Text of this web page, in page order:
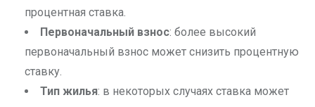
процентная ставка.
Первоначальный взнос: более высокий
первоначальный взнос может снизить процентную
ставку.
Тип жилья: в некоторых случаях ставка может